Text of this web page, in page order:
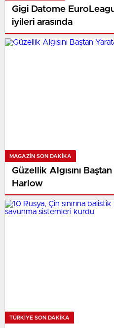
Gigi Datome
iyileri arasında
MAGAZIN SON DAKİKA
Güzellik Algısını
Harlow
TÜRKIYE SON DAKİKA